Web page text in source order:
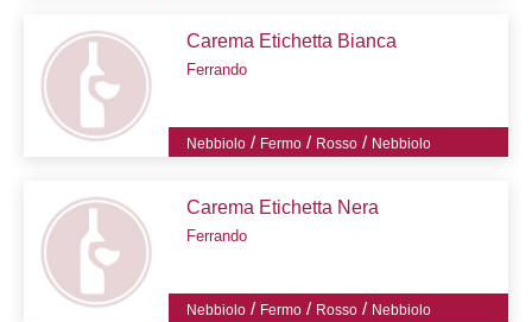
Carema Etichetta Bianca
Ferrando
Nebbiolo / Fermo / Rosso / Nebbiolo
Carema Etichetta Nera
Ferrando
Nebbiolo / Fermo / Rosso / Nebbiolo